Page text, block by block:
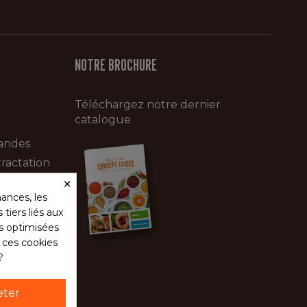
NOTRE BROCHURE
Téléchargez notre dernier
catalogue
×
les
tiers liés aux
optimisées
cookies